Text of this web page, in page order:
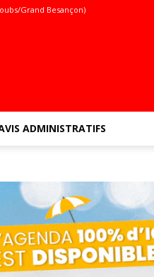
Grand Besançon)
ADMINISTRATIFS